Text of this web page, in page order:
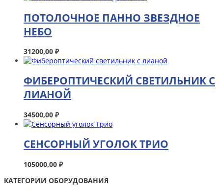
ПОТОЛОЧНОЕ ПАННО ЗВЕЗДНОЕ
НЕБО
31200,00 ₽
ФИБЕРОПТИЧЕСКИЙ СВЕТИЛЬНИК С
ЛИАНОЙ
34500,00 ₽
СЕНСОРНЫЙ УГОЛОК ТРИО
105000,00 ₽
КАТЕГОРИИ ОБОРУДОВАНИЯ